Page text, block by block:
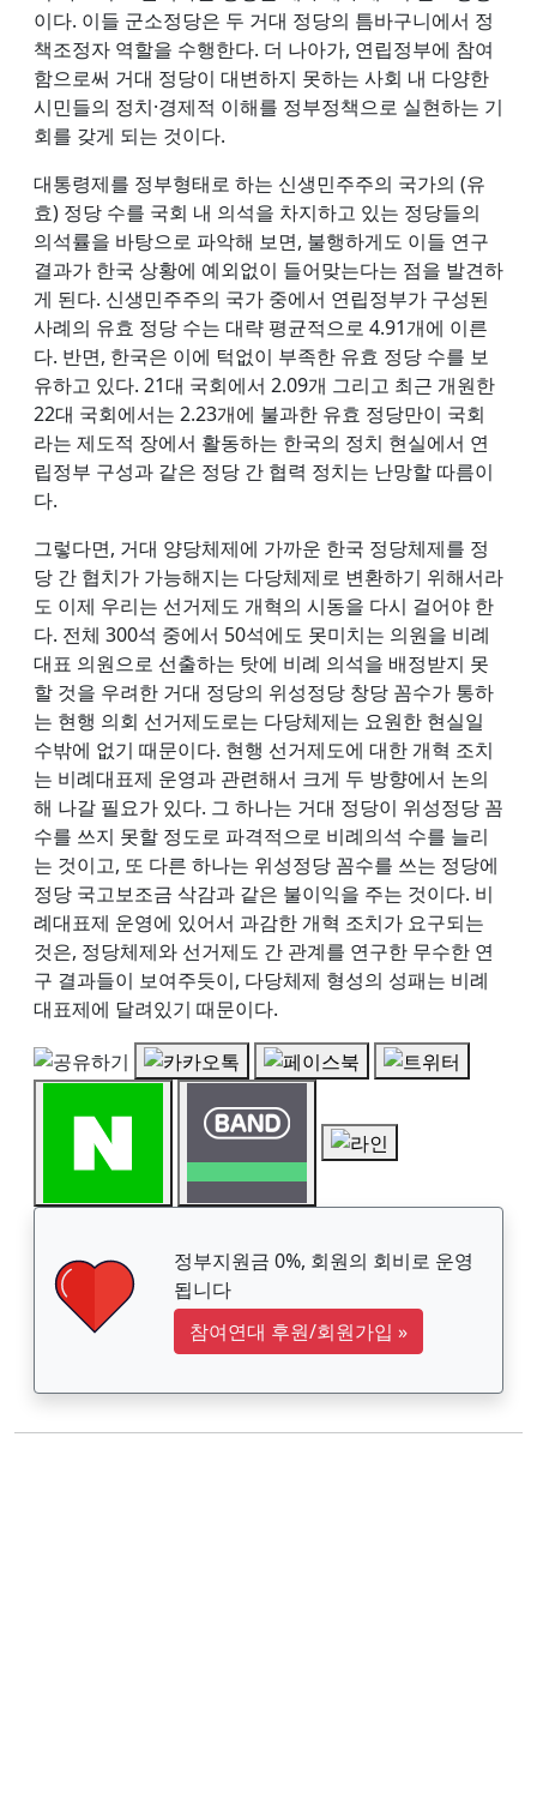
이다. 이들 군소정당은 두 거대 정당의 틈바구니에서 정
책조정자 역할을 수행한다. 더 나아가, 연립정부에 참여
함으로써 거대 정당이 대변하지 못하는 사회 내 다양한
시민들의 정치·경제적 이해를 정부정책으로 실현하는 기
회를 갖게 되는 것이다.
대통령제를 정부형태로 하는 신생민주주의 국가의 (유
효) 정당 수를 국회 내 의석을 차지하고 있는 정당들의
의석률을 바탕으로 파악해 보면, 불행하게도 이들 연구
결과가 한국 상황에 예외없이 들어맞는다는 점을 발견하
게 된다. 신생민주주의 국가 중에서 연립정부가 구성된
사례의 유효 정당 수는 대략 평균적으로 4.91개에 이른
다. 반면, 한국은 이에 턱없이 부족한 유효 정당 수를 보
유하고 있다. 21대 국회에서 2.09개 그리고 최근 개원한
22대 국회에서는 2.23개에 불과한 유효 정당만이 국회
라는 제도적 장에서 활동하는 한국의 정치 현실에서 연
립정부 구성과 같은 정당 간 협력 정치는 난망할 따름이
다.
그렇다면, 거대 양당체제에 가까운 한국 정당체제를 정
당 간 협치가 가능해지는 다당체제로 변환하기 위해서라
도 이제 우리는 선거제도 개혁의 시동을 다시 걸어야 한
다. 전체 300석 중에서 50석에도 못미치는 의원을 비례
대표 의원으로 선출하는 탓에 비례 의석을 배정받지 못
할 것을 우려한 거대 정당의 위성정당 창당 꼼수가 통하
는 현행 의회 선거제도로는 다당체제는 요원한 현실일
수밖에 없기 때문이다. 현행 선거제도에 대한 개혁 조치
는 비례대표제 운영과 관련해서 크게 두 방향에서 논의
해 나갈 필요가 있다. 그 하나는 거대 정당이 위성정당 꼼
수를 쓰지 못할 정도로 파격적으로 비례의석 수를 늘리
는 것이고, 또 다른 하나는 위성정당 꼼수를 쓰는 정당에
정당 국고보조금 삭감과 같은 불이익을 주는 것이다. 비
례대표제 운영에 있어서 과감한 개혁 조치가 요구되는
것은, 정당체제와 선거제도 간 관계를 연구한 무수한 연
구 결과들이 보여주듯이, 다당체제 형성의 성패는 비례
대표제에 달려있기 때문이다.
정부지원금 0%, 회원의 회비로 운영
됩니다
참여연대 후원/회원가입 »